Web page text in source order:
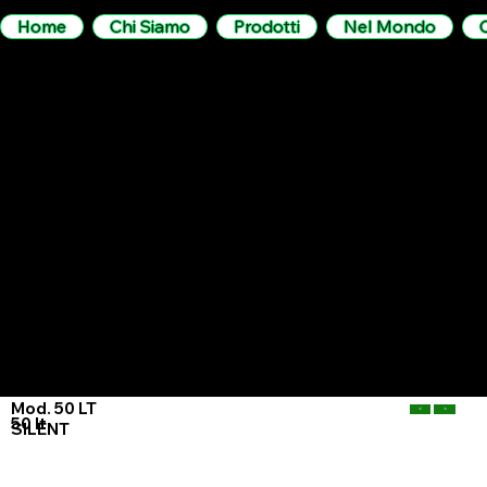
Home Chi Siamo Prodotti Nel Mondo
Mod. 50 LT
SILENT
50 lt
< >